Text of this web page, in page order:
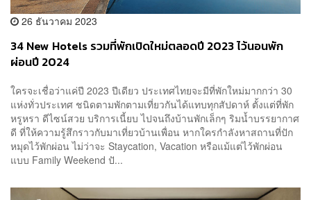
26 ธันวาคม 2023
34 New Hotels รวมที่พักเปิดใหม่ตลอดปี 2023 ไว้นอนพัก
ผ่อนปี 2024
ใครจะเชื่อว่าแค่ปี 2023 ปีเดียว ประเทศไทยจะมีที่พักใหม่มากกว่า 30
แห่งทั่วประเทศ ชนิดตามพักตามเที่ยวกันได้แทบทุกสัปดาห์ ตั้งแต่ที่พัก
หรูหรา ดีไซน์สวย บริการเนี้ยบ ไปจนถึงบ้านพักเล็กๆ ริมน้ำบรรยากาศ
ดี ที่ให้ความรู้สึกราวกับมาเที่ยวบ้านเพื่อน หากใครกำลังหาสถานที่ปัก
หมุดไว้พักผ่อน ไม่ว่าจะ Staycation, Vacation หรือแม้แต่ไว้พักผ่อน
แบบ Family Weekend ปั...